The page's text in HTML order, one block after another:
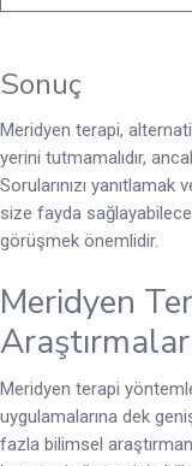
Sonuç
Meridyen terapi,
yerini tutmamalıdır,
Sorularınızı yanıtlamak
size fayda
görüşmek önemlidir.
Meridyen
Araştırmalar
Meridyen terapi
uygulamalarına dek
fazla bilimsel